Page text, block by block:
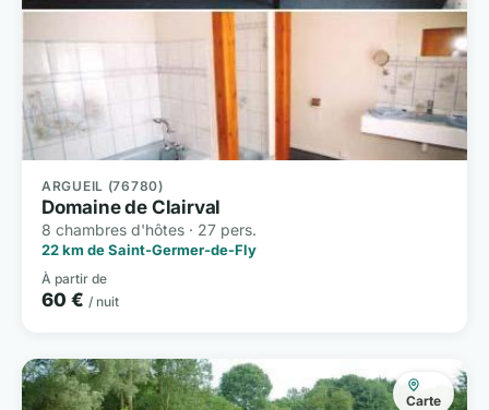
ARGUEIL (76780)
Domaine de Clairval
8 chambres d'hôtes · 27 pers.
22 km de Saint-Germer-de-Fly
À partir de
60 € / nuit
Carte